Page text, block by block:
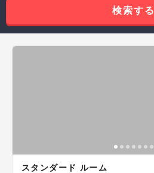
検索する
スタンダード ルーム